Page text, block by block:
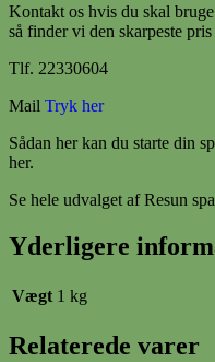
Kontakt os hvis du skal
så finder vi den skarpeste
Tlf. 22330604
Mail Tryk her
Sådan her kan du starte din
her.
Se hele udvalget af Resun
Yderligere
Vægt 1 kg
Relaterede varer